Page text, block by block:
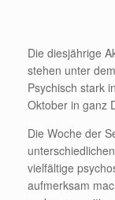
Die diesjährige
stehen unter
Psychisch stark
Oktober in ganz
Die Woche der
vielfältige
aufmerksam